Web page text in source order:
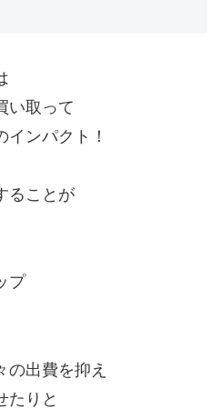
い取って
インパクト！
ることが
プ
の出費を抑え
たりと